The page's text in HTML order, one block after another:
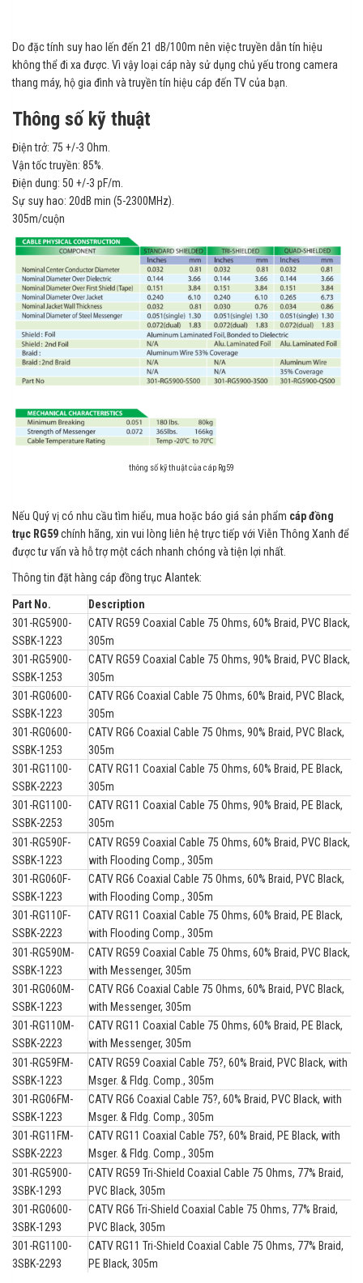
Do đặc tính suy hao lến đến 21 dB/100m nên việc truyền dẫn tín hiệu
không thể đi xa được. Vì vậy loại cáp này sử dụng chủ yếu trong camera
thang máy, hộ gia đình và truyền tín hiệu cáp đến TV của bạn.
Thông số kỹ thuật
Điện trở: 75 +/-3 Ohm.
Vận tốc truyền: 85%.
Điện dung: 50 +/-3 pF/m.
Sự suy hao: 20dB min (5-2300MHz).
305m/cuộn
thông số kỹ thuật của cáp Rg59
Nếu Quý vị có nhu cầu tìm hiểu, mua hoặc báo giá sản phẩm cáp đồng
trục RG59chính hãng, xin vui lòng liên hệ trực tiếp với Viễn Thông Xanh để
được tư vấn và hỗ trợ một cách nhanh chóng và tiện lợi nhất.
Thông tin đặt hàng cáp đồng trục Alantek:
Part No.
Description
301-RG5900-
SSBK-1223
CATV RG59 Coaxial Cable 75 Ohms, 60% Braid, PVC Black,
305m
301-RG5900-
SSBK-1253
CATV RG59 Coaxial Cable 75 Ohms, 90% Braid, PVC Black,
305m
301-RG0600-
SSBK-1223
CATV RG6 Coaxial Cable 75 Ohms, 60% Braid, PVC Black,
305m
301-RG0600-
SSBK-1253
CATV RG6 Coaxial Cable 75 Ohms, 90% Braid, PVC Black,
305m
301-RG1100-
SSBK-2223
CATV RG11 Coaxial Cable 75 Ohms, 60% Braid, PE Black,
305m
301-RG1100-
SSBK-2253
CATV RG11 Coaxial Cable 75 Ohms, 90% Braid, PE Black,
305m
301-RG590F-
SSBK-1223
CATV RG59 Coaxial Cable 75 Ohms, 60% Braid, PVC Black,
with Flooding Comp., 305m
301-RG060F-
SSBK-1223
CATV RG6 Coaxial Cable 75 Ohms, 60% Braid, PVC Black,
with Flooding Comp., 305m
301-RG110F-
SSBK-2223
CATV RG11 Coaxial Cable 75 Ohms, 60% Braid, PE Black,
with Flooding Comp., 305m
301-RG590M-
SSBK-1223
CATV RG59 Coaxial Cable 75 Ohms, 60% Braid, PVC Black,
with Messenger, 305m
301-RG060M-
SSBK-1223
CATV RG6 Coaxial Cable 75 Ohms, 60% Braid, PVC Black,
with Messenger, 305m
301-RG110M-
SSBK-2223
CATV RG11 Coaxial Cable 75 Ohms, 60% Braid, PE Black,
with Messenger, 305m
301-RG59FM-
SSBK-1223
CATV RG59 Coaxial Cable 75?, 60% Braid, PVC Black, with
Msger. & Fldg. Comp., 305m
301-RG06FM-
SSBK-1223
CATV RG6 Coaxial Cable 75?, 60% Braid, PVC Black, with
Msger. & Fldg. Comp., 305m
301-RG11FM-
SSBK-2223
CATV RG11 Coaxial Cable 75?, 60% Braid, PE Black, with
Msger. & Fldg. Comp., 305m
301-RG5900-
3SBK-1293
CATV RG59 Tri-Shield Coaxial Cable 75 Ohms, 77% Braid,
PVC Black, 305m
301-RG0600-
3SBK-1293
CATV RG6 Tri-Shield Coaxial Cable 75 Ohms, 77% Braid,
PVC Black, 305m
301-RG1100-
3SBK-2293
CATV RG11 Tri-Shield Coaxial Cable 75 Ohms, 77% Braid,
PE Black, 305m